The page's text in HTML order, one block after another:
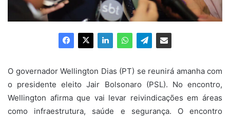
O governador Wellington Dias (PT) se reunirá amanha com
o presidente eleito Jair Bolsonaro (PSL). No encontro,
Wellington afirma que vai levar reivindicações em áreas
como infraestrutura, saúde e segurança. O encontro